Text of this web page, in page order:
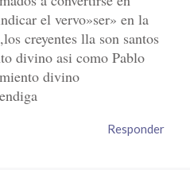
el vervo»ser» en la
creyentes lla son santos
divino asi como Pablo
divino
Responder